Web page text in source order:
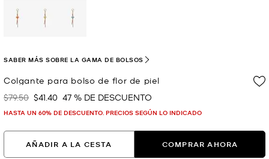
Colgante para bolso de flor de piel
Era
$79.50 Ahora
$41.40 47 % DE DESCUENTO
HASTA UN 60% DE DESCUENTO. PRECIOS SEGÚN LO INDICADO
SABER MÁS SOBRE LA GAMA DE BOLSOS
AÑADIR A LA CESTA COMPRAR AHORA